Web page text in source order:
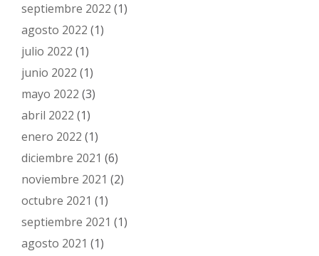
septiembre 2022 (1)
agosto 2022 (1)
julio 2022 (1)
junio 2022 (1)
mayo 2022 (3)
abril 2022 (1)
enero 2022 (1)
diciembre 2021 (6)
noviembre 2021 (2)
octubre 2021 (1)
septiembre 2021 (1)
agosto 2021 (1)